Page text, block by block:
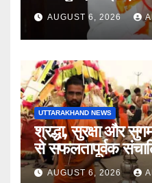
AUGUST 6, 2026
UTTARAKHAND NEWS
श्रद्धा, सुरक्षा और
से सफलतापूर्वक
यात्रा
AUGUST 6, 2026